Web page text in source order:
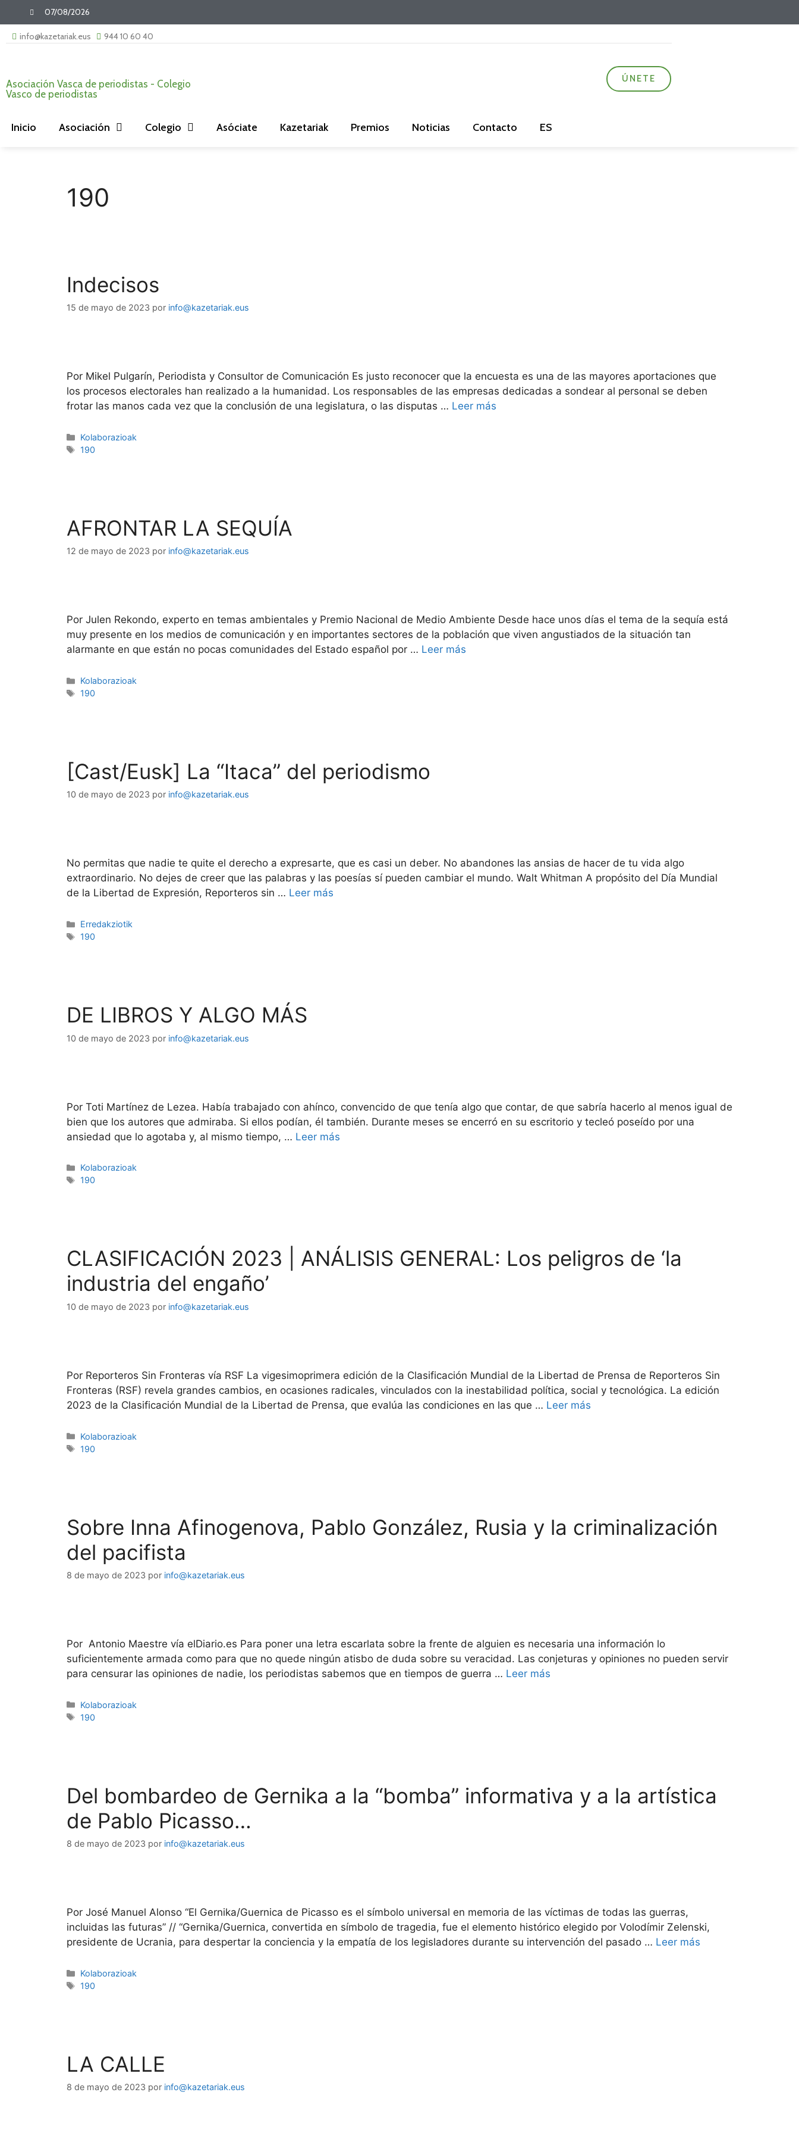
07/08/2026
info@kazetariak.eus 944 10 60 40
Asociación Vasca de periodistas - Colegio
Vasco de periodistas
ÚNETE
Inicio Asociación Colegio Asóciate Kazetariak Premios Noticias Contacto ES
190
Indecisos
15 de mayo de 2023 por info@kazetariak.eus
Por Mikel Pulgarín, Periodista y Consultor de Comunicación Es justo reconocer que la encuesta es una de las mayores aportaciones que
los procesos electorales han realizado a la humanidad. Los responsables de las empresas dedicadas a sondear al personal se deben
frotar las manos cada vez que la conclusión de una legislatura, o las disputas … Leer más
Kolaborazioak
190
AFRONTAR LA SEQUÍA
12 de mayo de 2023 por info@kazetariak.eus
Por Julen Rekondo, experto en temas ambientales y Premio Nacional de Medio Ambiente Desde hace unos días el tema de la sequía está
muy presente en los medios de comunicación y en importantes sectores de la población que viven angustiados de la situación tan
alarmante en que están no pocas comunidades del Estado español por … Leer más
Kolaborazioak
190
[Cast/Eusk] La “Itaca” del periodismo
10 de mayo de 2023 por info@kazetariak.eus
No permitas que nadie te quite el derecho a expresarte, que es casi un deber. No abandones las ansias de hacer de tu vida algo
extraordinario. No dejes de creer que las palabras y las poesías sí pueden cambiar el mundo. Walt Whitman A propósito del Día Mundial
de la Libertad de Expresión, Reporteros sin … Leer más
Erredakziotik
190
DE LIBROS Y ALGO MÁS
10 de mayo de 2023 por info@kazetariak.eus
Por Toti Martínez de Lezea. Había trabajado con ahínco, convencido de que tenía algo que contar, de que sabría hacerlo al menos igual de
bien que los autores que admiraba. Si ellos podían, él también. Durante meses se encerró en su escritorio y tecleó poseído por una
ansiedad que lo agotaba y, al mismo tiempo, … Leer más
Kolaborazioak
190
CLASIFICACIÓN 2023 | ANÁLISIS GENERAL: Los peligros de ‘la
industria del engaño’
10 de mayo de 2023 por info@kazetariak.eus
Por Reporteros Sin Fronteras vía RSF La vigesimoprimera edición de la Clasificación Mundial de la Libertad de Prensa de Reporteros Sin
Fronteras (RSF) revela grandes cambios, en ocasiones radicales, vinculados con la inestabilidad política, social y tecnológica. La edición
2023 de la Clasificación Mundial de la Libertad de Prensa, que evalúa las condiciones en las que … Leer más
Kolaborazioak
190
Sobre Inna Afinogenova, Pablo González, Rusia y la criminalización
del pacifista
8 de mayo de 2023 por info@kazetariak.eus
Por Antonio Maestre vía elDiario.es Para poner una letra escarlata sobre la frente de alguien es necesaria una información lo
suficientemente armada como para que no quede ningún atisbo de duda sobre su veracidad. Las conjeturas y opiniones no pueden servir
para censurar las opiniones de nadie, los periodistas sabemos que en tiempos de guerra … Leer más
Kolaborazioak
190
Del bombardeo de Gernika a la “bomba” informativa y a la artística
de Pablo Picasso…
8 de mayo de 2023 por info@kazetariak.eus
Por José Manuel Alonso “El Gernika/Guernica de Picasso es el símbolo universal en memoria de las víctimas de todas las guerras,
incluidas las futuras” // “Gernika/Guernica, convertida en símbolo de tragedia, fue el elemento histórico elegido por Volodímir Zelenski,
presidente de Ucrania, para despertar la conciencia y la empatía de los legisladores durante su intervención del pasado … Leer más
Kolaborazioak
190
LA CALLE
8 de mayo de 2023 por info@kazetariak.eus